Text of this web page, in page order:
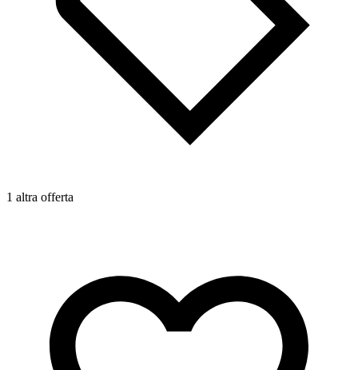
1 altra offerta